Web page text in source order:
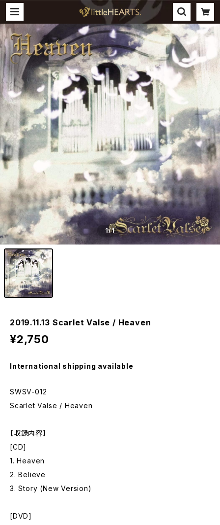
1/1
2019.11.13 Scarlet Valse / Heaven
¥2,750
International shipping available
SWSV-012
Scarlet Valse / Heaven
【収録内容】
[CD]
1. Heaven
2. Believe
3. Story (New Version)
[DVD]